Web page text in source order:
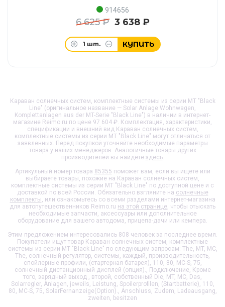
914656
6 625 ₽ 3 638 ₽
1 шт. КУПИТЬ
Караван солнечных систем, комплектные системы из серии МТ "Black
Line" (оригинальное название — Solar Anlage Wohnwagen,
Komplettanlagen aus der MT-Serie "Black Line") в наличии в интернет-
магазине Reimo.ru по цене 97 604 ₽. Комплектация, характеристики,
спецификации и внешний вид Караван солнечных систем,
комплектные системы из серии МТ "Black Line" могут отличаться от
заявленных. Перед покупкой уточняйте необходимые параметры
товара у наших менеджеров. Аналогичные товары других
производителей вы найдёте здесь.
Артикульный номер товара 85355 поможет вам, если вы ищете или
выбираете товары, похожие на Караван солнечных систем,
комплектные системы из серии МТ "Black Line" по доступной цене и с
доставкой по всей России. Обязательно взгляните на солнечные
комплекты , или ознакомьтесь со всеми разделами интернет-магазина
для автопутешественников Reimo.ru на этой странице , чтобы отыскать
необходимые запчасти, аксессуары или дополнительное
оборудование для вашего автодома, прицепа-дачи или кемпера.
Этим предложением интересовались 808 человек за последнее время.
Покупатели ищут товар Караван солнечных систем, комплектные
системы из серии МТ "Black Line" по следующим запросам: The, MT, MC,
The, солнечный регулятор, системы, каждый, производительность,
спойлерные профили, (стартерная батарея), 110, 80, MC-S, 75,
солнечный дистанционный дисплей (опция)., Подключение, Кроме
того, зарядный выход , второй, собственный Die, MT, MC, Das,
Solarregler, Anlagen, jeweils, Leistung, Spoilerprofilen, (Startbatterie), 110,
80, MC-S, 75, SolarFernanzeige(Option)., Anschluss, Zudem, Ladeausgang,
zweiten, besitzen